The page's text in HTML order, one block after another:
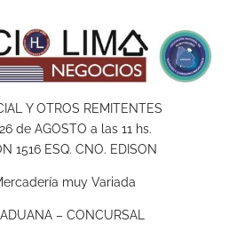
Y OTROS REMITENTES
de AGOSTO a las 11 hs.
1516 ESQ. CNO. EDISON
muy Variada
– CONCURSAL